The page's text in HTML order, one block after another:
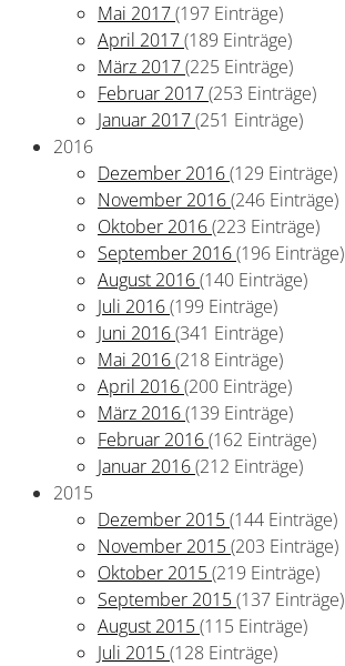
Mai 2017(197 Einträge)
April 2017(189 Einträge)
März 2017(225 Einträge)
Februar 2017(253 Einträge)
Januar 2017(251 Einträge)
2016
Dezember 2016(129 Einträge)
November 2016(246 Einträge)
Oktober 2016(223 Einträge)
September 2016(196 Einträge)
August 2016(140 Einträge)
Juli 2016(199 Einträge)
Juni 2016(341 Einträge)
Mai 2016(218 Einträge)
April 2016(200 Einträge)
März 2016(139 Einträge)
Februar 2016(162 Einträge)
Januar 2016(212 Einträge)
2015
Dezember 2015(144 Einträge)
November 2015(203 Einträge)
Oktober 2015(219 Einträge)
September 2015(137 Einträge)
August 2015(115 Einträge)
Juli 2015(128 Einträge)